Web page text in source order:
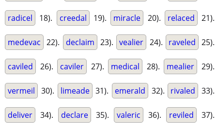
radicel 18). creedal 19). miracle 20). relaced 21).
medevac 22). declaim 23). vealier 24). raveled 25).
caviled 26). caviler 27). medical 28). mealier 29).
vermeil 30). limeade 31). emerald 32). rivaled 33).
deliver 34). declare 35). valeric 36). reviled 37).